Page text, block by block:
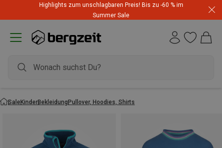
Highlights zum unschlagbaren Preis! Bis zu -60 % im
Summer Sale
SaleKinderBekleidungPullover, Hoodies, Shirts